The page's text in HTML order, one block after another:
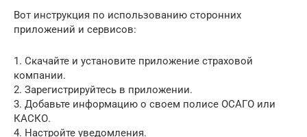
Вот инструкция по использованию сторонних
приложений и сервисов:
1. Скачайте и установите приложение страховой
компании.
2. Зарегистрируйтесь в приложении.
3. Добавьте информацию о своем полисе ОСАГО или
КАСКО.
4. Настройте уведомления.